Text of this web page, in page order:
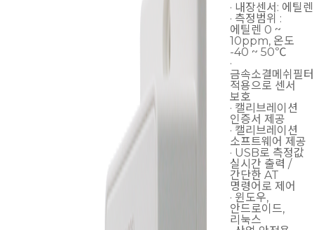
· 내장센서: 에틸렌
· 측정범위 :
에틸렌 0 ~
10ppm, 온도
-40 ~ 50℃
·
금속소결메쉬필터
적용으로 센서
보호
· 캘리브레이션
인증서 제공
· 캘리브레이션
소프트웨어 제공
· USB로 측정값
실시간 출력 /
간단한 AT
명령어로 제어
· 윈도우,
안드로이드,
리눅스